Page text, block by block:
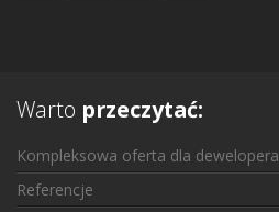
Warto przeczytać:
Kompleksowa oferta dla dewelopera
Referencje